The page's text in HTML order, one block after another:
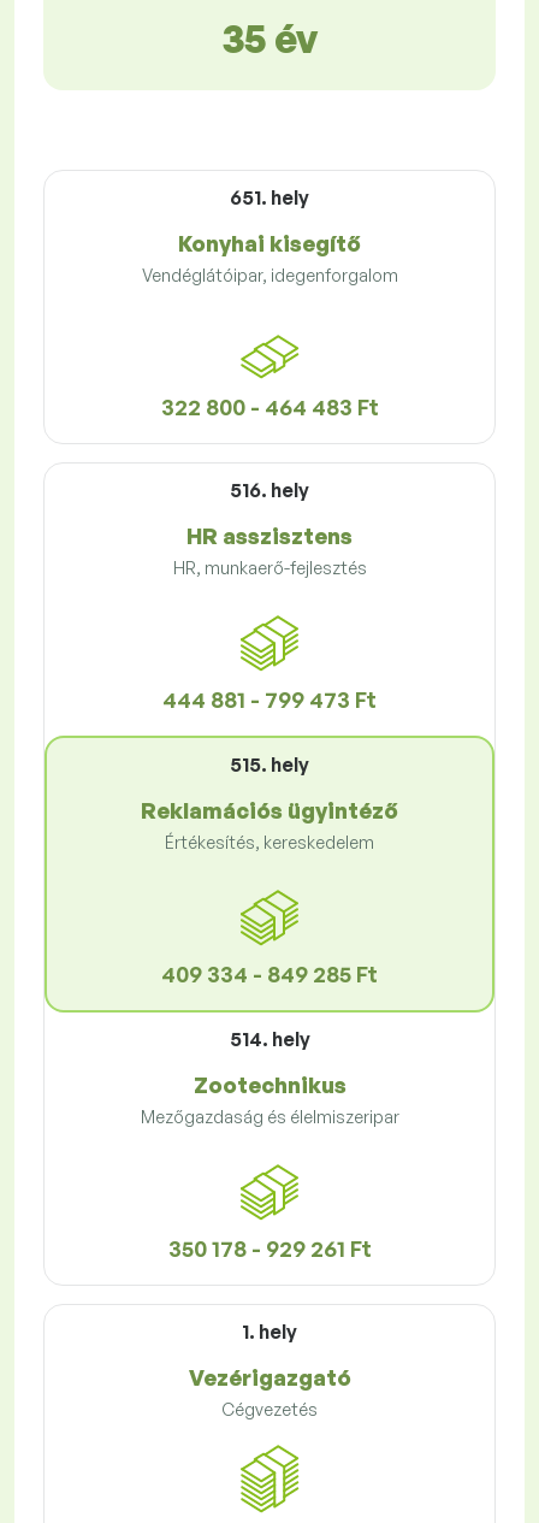
35 év
651. hely
Konyhai kisegítő
Vendéglátóipar, idegenforgalom
322 800 - 464 483 Ft
516. hely
HR asszisztens
HR, munkaerő-fejlesztés
444 881 - 799 473 Ft
515. hely
Reklamációs ügyintéző
Értékesítés, kereskedelem
409 334 - 849 285 Ft
514. hely
Zootechnikus
Mezőgazdaság és élelmiszeripar
350 178 - 929 261 Ft
1. hely
Vezérigazgató
Cégvezetés